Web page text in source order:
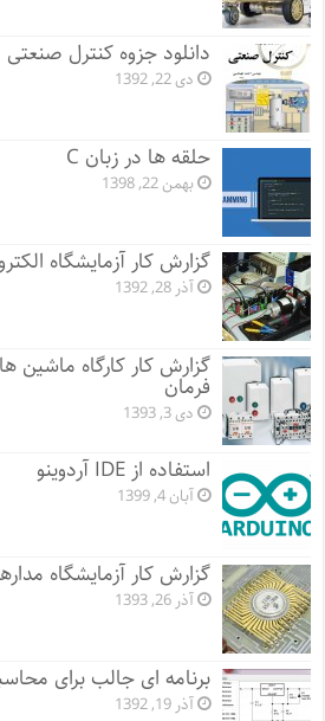
دانلود جزوه کنترل صنعتی
دی 22, 1392
حلقه ها در زبان C
بهمن 22, 1398
گزارش کار آزمایشگاه
آذر 28, 1392
گزارش کار کارگاه ماشین
فرمان
دی 3, 1393
استفاده از IDE آردوینو
آبان 4, 1399
گزارش کار آزمایشگاه
آذر 26, 1393
برنامه ای جالب برای
آذر 19, 1392